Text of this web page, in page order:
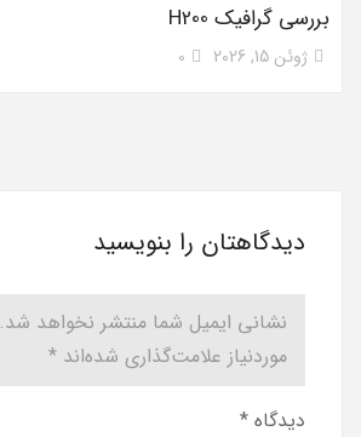
بررسی گرافیک H200
ژوئن 15, 2026 0
دیدگاهتان را بنویسید
نشانی ایمیل شما منتشر نخواهد شد.
موردنیاز علامت‌گذاری شده‌اند *
دیدگاه *